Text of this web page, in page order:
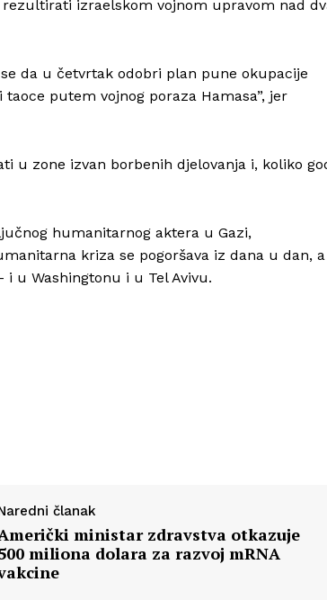
izraelskom vojnom upravom nad
da u četvrtak odobri plan pune okupacije
putem vojnog poraza Hamasa”, jer
u zone izvan borbenih djelovanja i, koliko
humanitarnog aktera u Gazi,
kriza se pogoršava iz dana u dan, a
u Washingtonu i u Tel Avivu.
članak
ministar zdravstva otkazuje
miliona dolara za razvoj mRNA